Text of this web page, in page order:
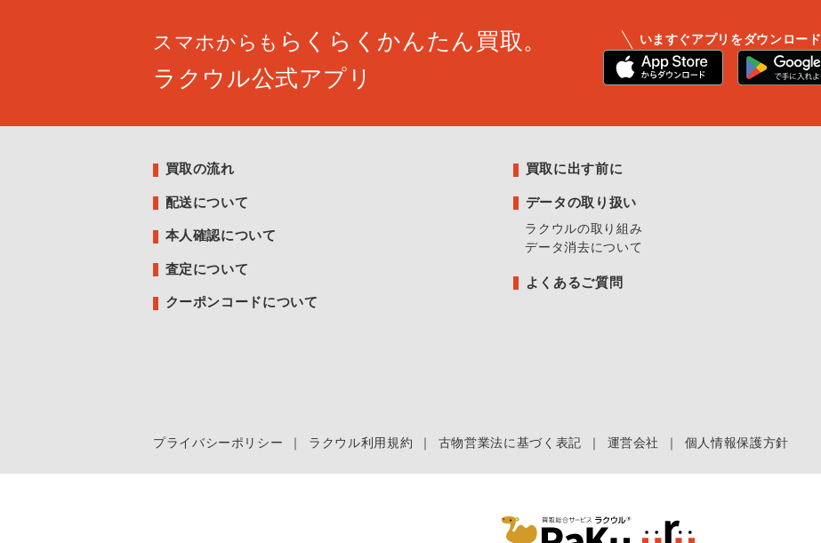
スマホからも らくらくかんたん買取。
ラクウル公式アプリ
いますぐアプリをダウンロード
買取の流れ
配送について
本人確認について
査定について
クーポンコードについて
買取に出す前に
データの取り扱い
ラクウルの取り組み
データ消去について
よくあるご質問
プライバシーポリシー ｜ ラクウル利用規約 ｜ 古物営業法に基づく表記 ｜ 運営会社 ｜ 個人情報保護方針